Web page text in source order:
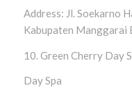
Address: Jl. Soekarno
Kabupaten Manggarai
10. Green Cherry Day
Day Spa